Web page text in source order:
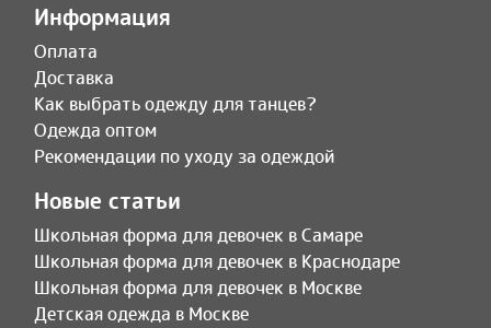
Информация
Оплата
Доставка
Как выбрать одежду для танцев?
Одежда оптом
Рекомендации по уходу за одеждой
Новые статьи
Школьная форма для девочек в Самаре
Школьная форма для девочек в Краснодаре
Школьная форма для девочек в Москве
Детская одежда в Москве